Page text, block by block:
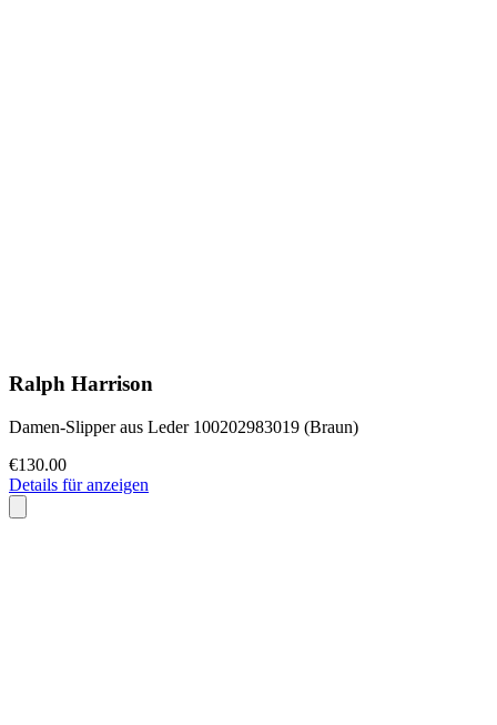
Ralph Harrison
Damen-Slipper aus Leder 100202983019 (Braun)
€130.00
Details für anzeigen